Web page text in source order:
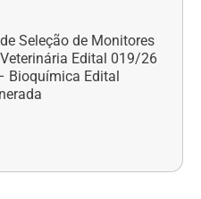
Seleção de Monitores
Edital 019/26
Bioquímica Edital